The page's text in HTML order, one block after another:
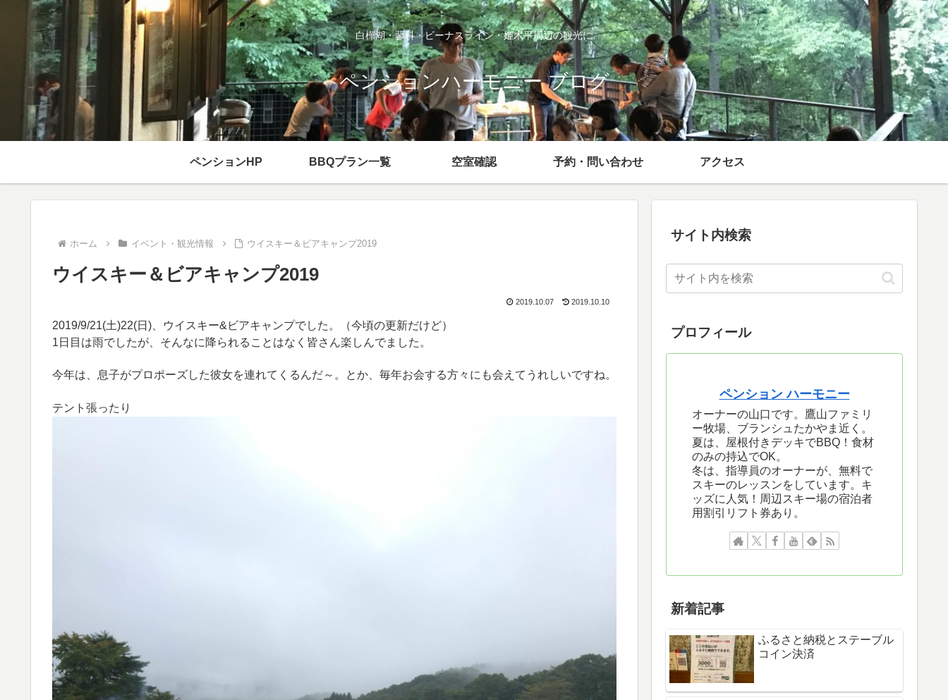
白樺湖・蓼科・ビーナスライン・姫木平周辺の観光に
ペンションハーモニー ブログ
ペンションHP BBQプラン一覧 空室確認 予約・問い合わせ アクセス
ホーム イベント・観光情報 ウイスキー＆ビアキャンプ2019
ウイスキー＆ビアキャンプ2019
2019.10.07 2019.10.10
2019/9/21(土)22(日)、ウイスキー&ビアキャンプでした。（今頃の更新だけど）
1日目は雨でしたが、そんなに降られることはなく皆さん楽しんでました。
今年は、息子がプロポーズした彼女を連れてくるんだ～。とか、毎年お会する方々にも会えてうれしいですね。
テント張ったり
サイト内検索
プロフィール
ペンション ハーモニー
オーナーの山口です。鷹山ファミリ
ー牧場、ブランシュたかやま近く。
夏は、屋根付きデッキでBBQ！食材
のみの持込でOK。
冬は、指導員のオーナーが、無料で
スキーのレッスンをしています。キ
ッズに人気！周辺スキー場の宿泊者
用割引リフト券あり。
新着記事
ふるさと納税とステーブル
コイン決済